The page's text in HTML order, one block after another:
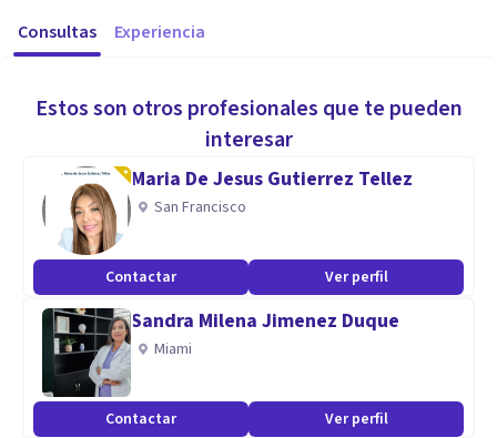
Consultas Experiencia
Estos son otros profesionales que te pueden
interesar
Maria De Jesus Gutierrez Tellez
San Francisco
Contactar Ver perfil
Sandra Milena Jimenez Duque
Miami
Contactar Ver perfil